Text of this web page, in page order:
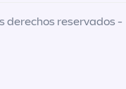
derechos reservados -